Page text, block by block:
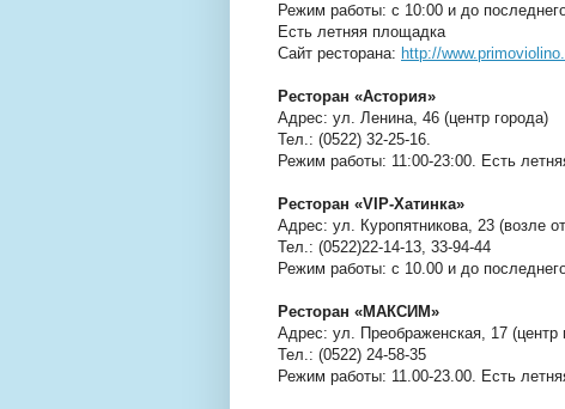
Режим работы: с 10:00 и до
Есть летняя площадка
Сайт ресторана: http://
Ресторан «Астория»
Адрес: ул. Ленина, 46 (центр города)
Тел.: (0522) 32-25-16.
Режим работы: 11:00-23:00. Есть
Ресторан «VIP-Хатинка»
Адрес: ул. Куропятникова, 23 (возле
Тел.: (0522)22-14-13, 33-94-44
Режим работы: с 10.00 и до
Ресторан «МАКСИМ»
Адрес: ул. Преображенская, 17 (центр
Тел.: (0522) 24-58-35
Режим работы: 11.00-23.00. Есть